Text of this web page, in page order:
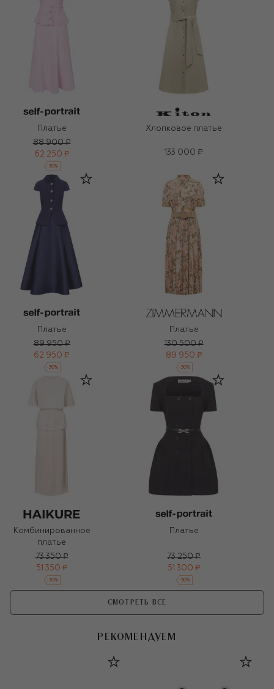
Платье
88 900 ₽
62 250 ₽
-30%
Хлопковое платье
133 000 ₽
Платье
89 950 ₽
62 950 ₽
-30%
Платье
130 500 ₽
89 950 ₽
-30%
Комбинированное
платье
73 350 ₽
51 350 ₽
-30%
Платье
73 250 ₽
51 300 ₽
-30%
СМОТРЕТЬ ВСЕ
РЕКОМЕНДУЕМ